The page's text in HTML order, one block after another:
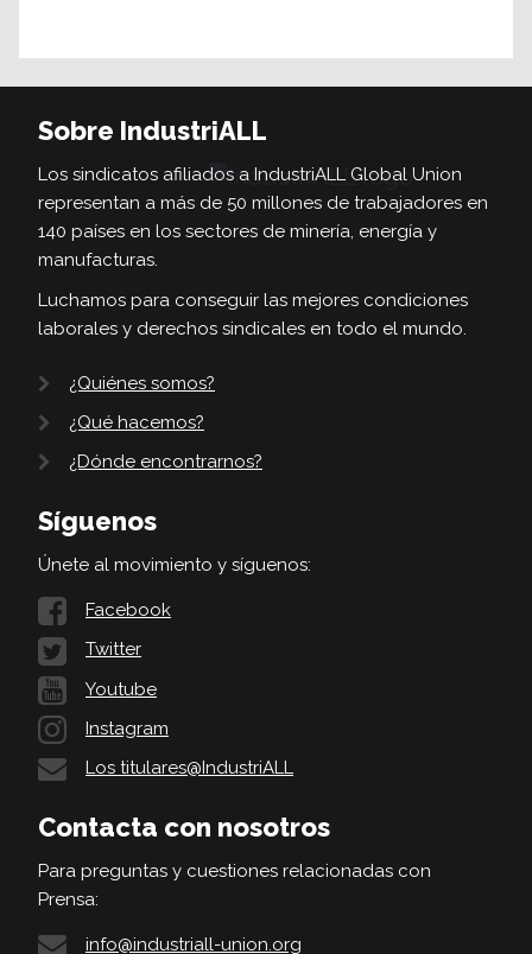
Sobre IndustriALL
Los sindicatos afiliados a IndustriALL Global Union
representan a más de 50 millones de trabajadores en
140 países en los sectores de minería, energía y
manufacturas.
Luchamos para conseguir las mejores condiciones
laborales y derechos sindicales en todo el mundo.
¿Quiénes somos?
¿Qué hacemos?
¿Dónde encontrarnos?
Síguenos
Únete al movimiento y síguenos:
Facebook
Twitter
Youtube
Instagram
Los titulares@IndustriALL
Contacta con nosotros
Para preguntas y cuestiones relacionadas con
Prensa:
info@industriall-union.org